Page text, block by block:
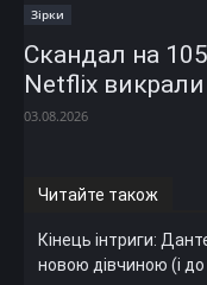
Зірки
Скандал на 105
Netflix
03.08.2026
Читайте також
Кінець інтриги:
новою дівчиною (і